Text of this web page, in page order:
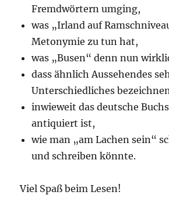
Fremdwörtern umging,
was „Irland auf
Metonymie zu tun hat,
was „Busen“ denn nun
dass ähnlich Aussehendes
Unterschiedliches
inwieweit das deutsche
antiquiert ist,
wie man „am Lachen sein“
und schreiben könnte.
Viel Spaß beim Lesen!